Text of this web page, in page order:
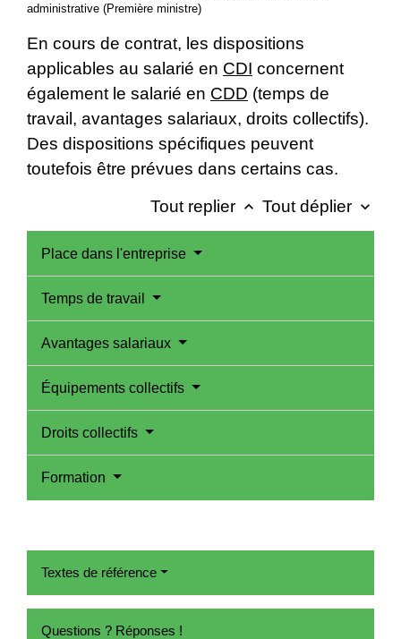
administrative (Première ministre)
En cours de contrat, les dispositions
applicables au salarié en CDI concernent
également le salarié en CDD (temps de
travail, avantages salariaux, droits collectifs).
Des dispositions spécifiques peuvent
toutefois être prévues dans certains cas.
Tout replier keyboard_arrow_up Tout déplier keyboard_arrow_down
Place dans l'entreprise
Temps de travail
Avantages salariaux
Équipements collectifs
Droits collectifs
Formation
Textes de référence
Questions ? Réponses !